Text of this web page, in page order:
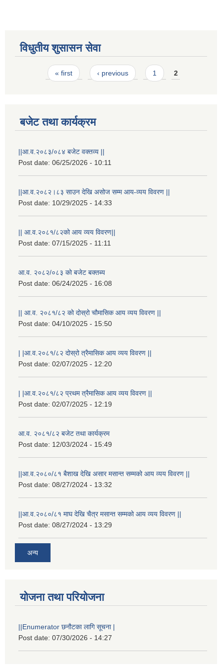
विधुतीय शुसासन सेवा
Pages« first ‹ previous 1 2
बजेट तथा कार्यक्रम
||आ.व.२०८३/०८४ बजेट वक्तव्य ||
Post date: 06/25/2026 - 10:11
||आ.व.२०८२।८३ साउन देखि असोज सम्म आय-व्यय विवरण ||
Post date: 10/29/2025 - 14:33
|| आ.व.२०८१/८२को आय व्यय विवरण||
Post date: 07/15/2025 - 11:11
आ.व. २०८२/०८३ को बजेट बक्तब्य
Post date: 06/24/2025 - 16:08
|| आ.व. २०८१/८२ को दोस्रो चौमासिक आय व्यय विवरण ||
Post date: 04/10/2025 - 15:50
| |आ.व.२०८१/८२ दोस्रो त्रैमासिक आय व्यय विवरण ||
Post date: 02/07/2025 - 12:20
| |आ.व.२०८१/८२ प्रथम त्रैमासिक आय व्यय विवरण ||
Post date: 02/07/2025 - 12:19
आ.व. २०८१/८२ बजेट तथा कार्यक्रम
Post date: 12/03/2024 - 15:49
||आ.व.२०८०/८१ बैशाख देखि असार मसान्त सम्मको आय व्यय विवरण ||
Post date: 08/27/2024 - 13:32
||आ.व.२०८०/८१ माघ देखि चैत्र मसान्त सम्मको आय व्यय विवरण ||
Post date: 08/27/2024 - 13:29
अन्य
योजना तथा परियोजना
||Enumerator छनौटका लागि सूचना |
Post date: 07/30/2026 - 14:27